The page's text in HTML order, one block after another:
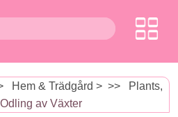
Hem & Trädgård > >>
Plants,
Odling av Växter